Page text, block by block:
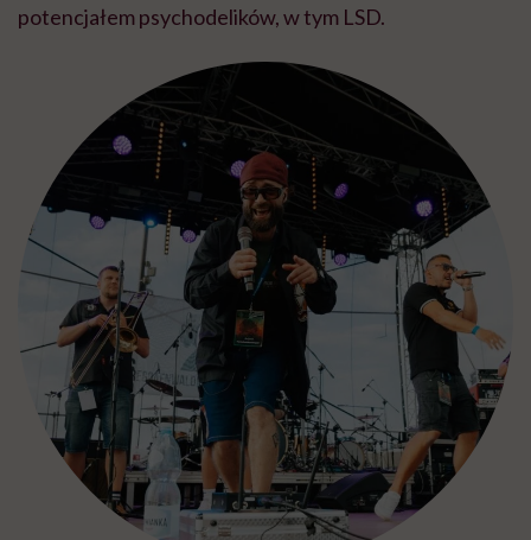
potencjałem psychodelików, w tym LSD.